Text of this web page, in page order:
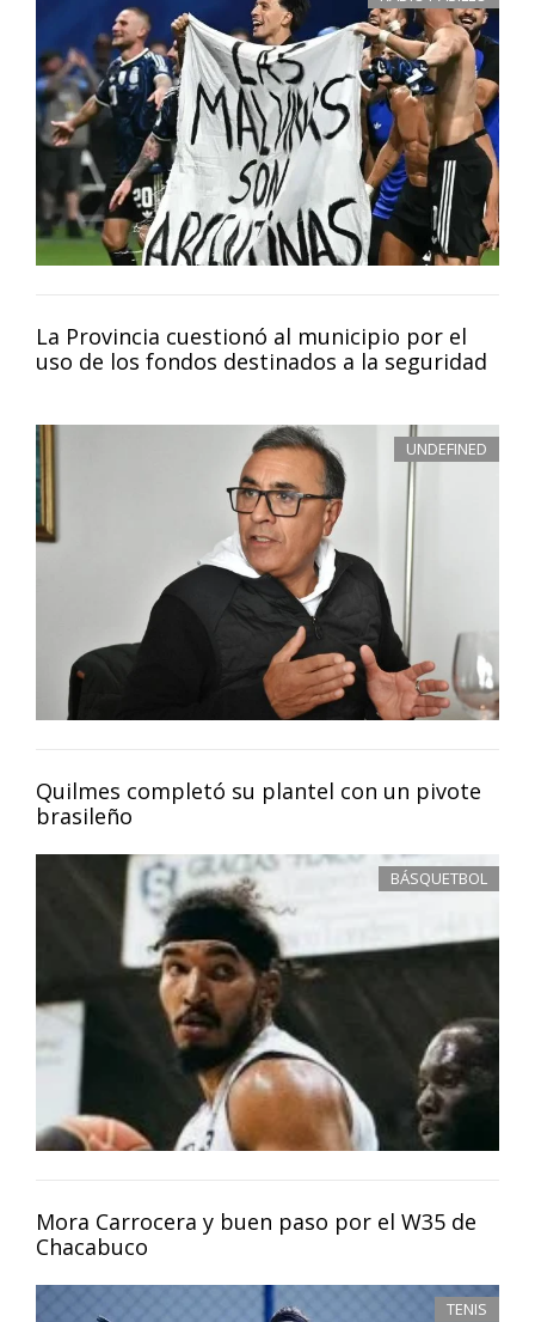
La Provincia cuestionó al municipio por el
uso de los fondos destinados a la seguridad
UNDEFINED
Quilmes completó su plantel con un pivote
brasileño
BÁSQUETBOL
Mora Carrocera y buen paso por el W35 de
Chacabuco
TENIS